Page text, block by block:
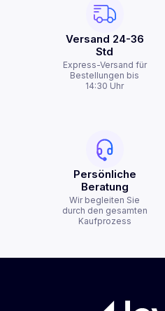
Versand 24-36
Std
Express-Versand für
Bestellungen bis
14:30 Uhr
Persönliche
Beratung
Wir begleiten Sie
durch den gesamten
Kaufprozess